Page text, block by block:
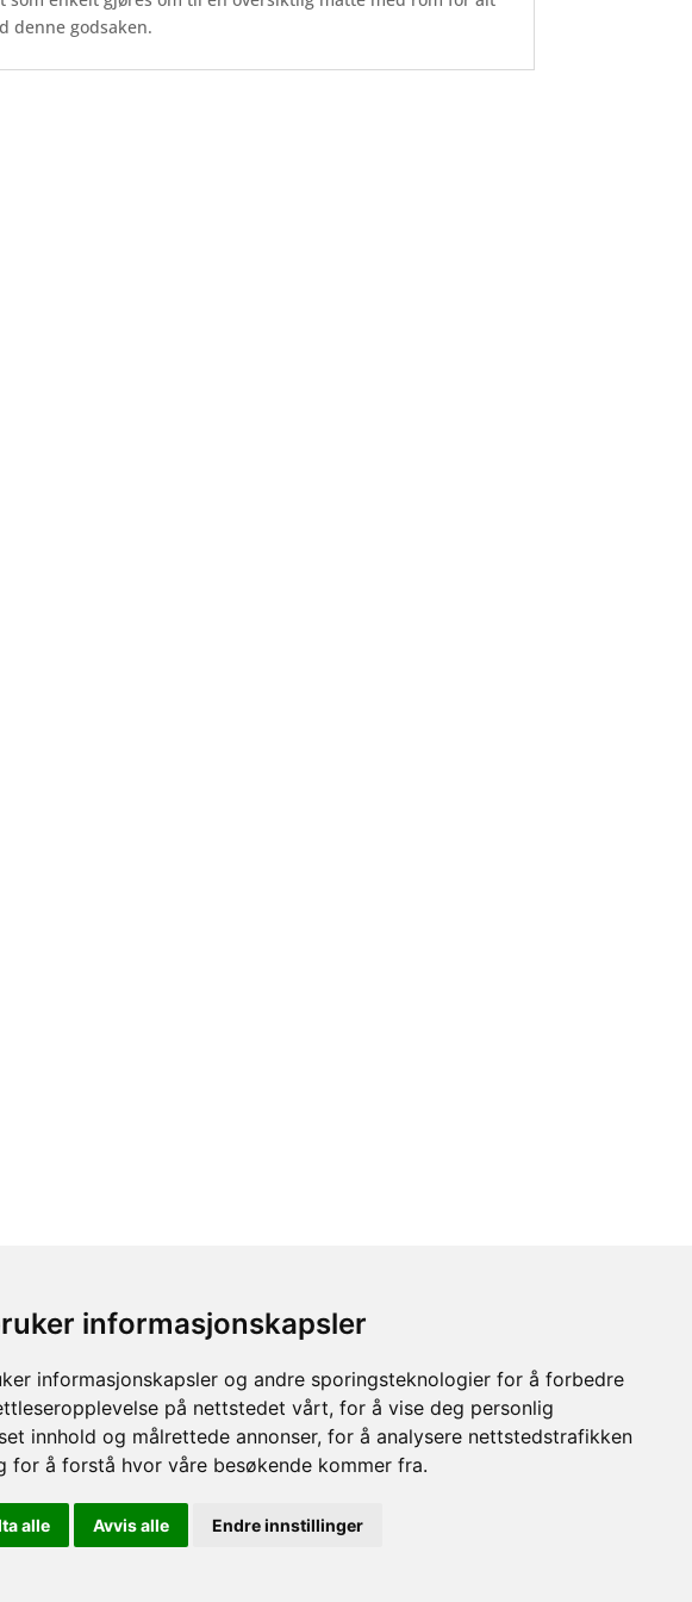
informasjonskapsler
informasjonskapsler og andre sporingsteknologier for å forbedre
på nettstedet vårt, for å vise deg personlig
innhold og målrettede annonser, for å analysere nettstedstrafikken
for å forstå hvor våre besøkende kommer fra.
alle Avvis alle Endre innstillinger
denne godsaken.